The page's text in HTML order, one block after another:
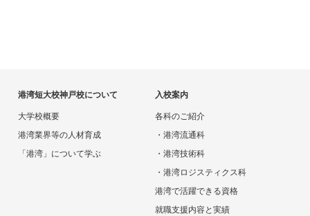
港湾短大校神戸校について
大学校概要
港湾業界等の人材育成
「港湾」について学ぶ
入校案内
各科のご紹介
・港湾流通科
・港湾技術科
・港湾ロジスティクス科
港湾で活躍できる資格
就職支援内容と実績